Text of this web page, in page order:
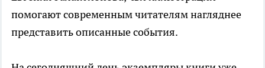
помогают современным читателям нагляднее
представить описанные события.